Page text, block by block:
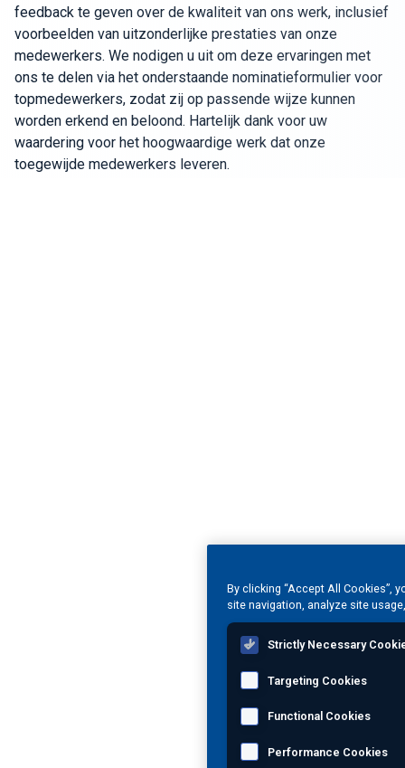
Contact
Sluit je aan bij ons team!
Over ons
NL
feedback te geven over de kwaliteit van ons werk, inclusief
voorbeelden van uitzonderlijke prestaties van onze
medewerkers. We nodigen u uit om deze ervaringen met
ons te delen via het onderstaande nominatieformulier voor
topmedewerkers, zodat zij op passende wijze kunnen
worden erkend en beloond. Hartelijk dank voor uw
waardering voor het hoogwaardige werk dat onze
toegewijde medewerkers leveren.
By clicking “Accept All Cookies”,
site navigation, analyze site
Strictly Necessary
Targeting Cookies
Functional Cookies
Performance Cookies